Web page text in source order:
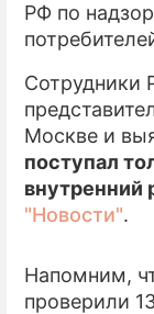
РФ по
Сотрудники
Москве и
поступал
внутренний
"Новости".
Напомним,
проверили